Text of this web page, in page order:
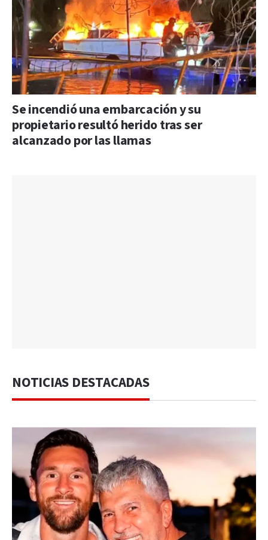
Se incendió una embarcación y su
propietario resultó herido tras ser
alcanzado por las llamas
NOTICIAS DESTACADAS